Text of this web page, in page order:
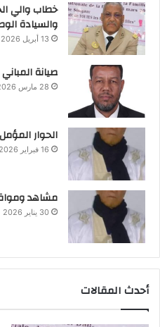
خطاب والي
والسيادة
13 أبريل 2026
صيانة
28 مارس 2026
الحوار
16 فبراير 2026
مشاهد
30 يناير 2026
أحدث المقالات